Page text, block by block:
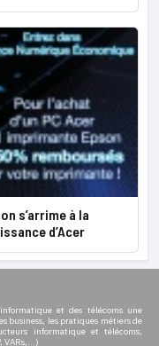
s’arrime à la
d’Acer
et des télécoms une
business, les pratiques métiers de
informatique et télécoms,
VARs,...)